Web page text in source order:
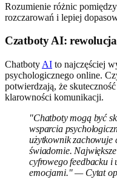
Rozumienie różnic
rozczarowań i lepiej
Czatboty AI:
Chatboty AI to najczęściej
psychologicznego online.
potwierdzają, że
klarowności komunikacji.
"Chatboty mogą być
wsparcia
użytkownik zachowuje
świadomie.
cyfrowego feedbacku i
emocjami." — Cytat